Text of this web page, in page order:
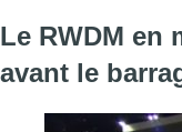
Le RWDM en
avant le